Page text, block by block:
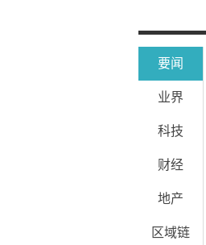
要闻
业界
科技
财经
地产
区域链